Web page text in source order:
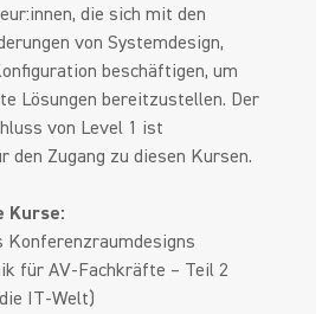
die sich mit den
von Systemdesign,
beschäftigen, um
Lösungen bereitzustellen. Der
von Level 1 ist
den Zugang zu diesen Kursen.
Kurse:
Konferenzraumdesigns
für AV‑Fachkräfte – Teil 2
IT‑Welt)